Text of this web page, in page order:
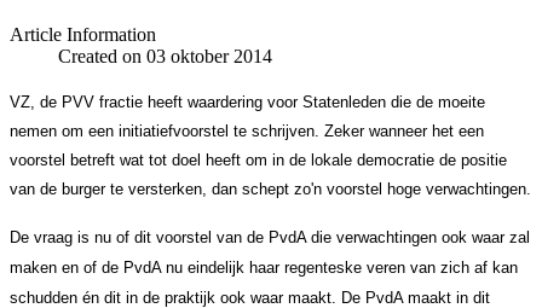
Article Information
Created on 03 oktober 2014
VZ, de PVV fractie heeft waardering voor Statenleden die de moeite
nemen om een initiatiefvoorstel te schrijven. Zeker wanneer het een
voorstel betreft wat tot doel heeft om in de lokale democratie de positie
van de burger te versterken, dan schept zo'n voorstel hoge verwachtingen.
De vraag is nu of dit voorstel van de PvdA die verwachtingen ook waar zal
maken en of de PvdA nu eindelijk haar regenteske veren van zich af kan
schudden én dit in de praktijk ook waar maakt. De PvdA maakt in dit